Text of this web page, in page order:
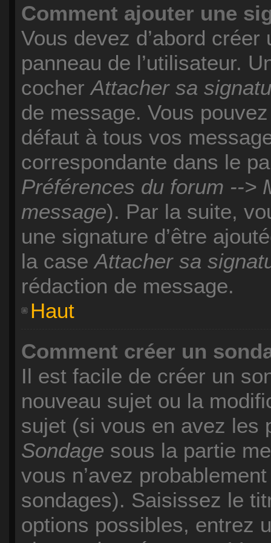
Comment ajouter une
Vous devez d’abord
panneau de l’utilisateur.
cocher Attacher sa
de message. Vous
défaut à tous vos
correspondante dans le
Préférences du forum -->
message). Par la suite,
une signature d’être
la case Attacher sa
rédaction de message.
Haut
Comment créer un
Il est facile de créer un
nouveau sujet ou la
sujet (si vous en avez les
Sondage sous la partie
vous n’avez
sondages). Saisissez le
options possibles, entrez